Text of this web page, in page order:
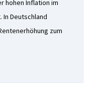
hohen Inflation im
Deutschland
zum